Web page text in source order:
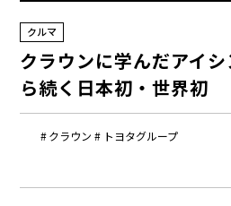
最近のトヨ
連載
トヨタイムズ
クラウン トヨタグループ
クルマ
クラウンに学んだアイ
ら続く日本初・世界初